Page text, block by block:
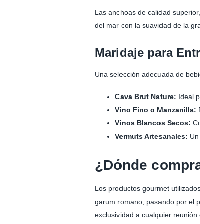
Las anchoas de calidad
del mar con la suavidad de la
Maridaje para
Una selección adecuada de
Cava Brut Nature: Ideal
Vino Fino o Manzanilla:
Vinos Blancos Secos:
Vermuts Artesanales:
¿Dónde
Los productos gourmet
garum romano, pasando por el
exclusividad a cualquier